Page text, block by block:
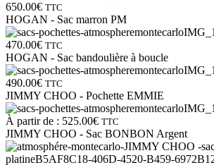
650.00€ TTC
HOGAN - Sac marron PM
470.00€ TTC
HOGAN - Sac bandoulière à boucle
490.00€ TTC
JIMMY CHOO - Pochette EMMIE
À partir de : 525.00€ TTC
JIMMY CHOO - Sac BONBON Argent